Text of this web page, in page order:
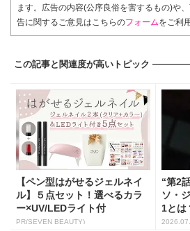
ます。広告の内容(公序良俗を害するもの)や
告に関するご意見はこちらのフォームをご利
この記事と関連度が高いトピック
【ペン型はがせるジェルネイ
ル】５点セット！選べるカラ
ー×UV/LEDライト付
PR(SEVEN BEAUTY)
“第2
ソ・
1とは